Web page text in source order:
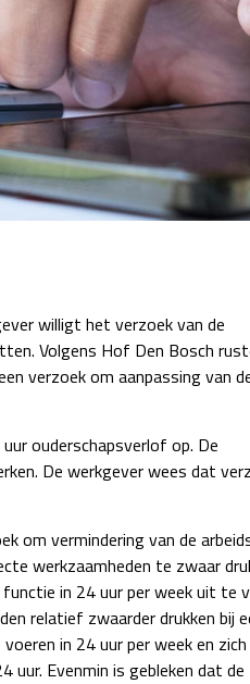
willigt het verzoek van de
Volgens Hof Den Bosch
verzoek om aanpassing van
ouderschapsverlof op. De
De werkgever wees dat
om vermindering van de
werkzaamheden te zwaar
in 24 uur per week uit te
relatief zwaarder drukken bij
in 24 uur per week en zich
Evenmin is gebleken dat de